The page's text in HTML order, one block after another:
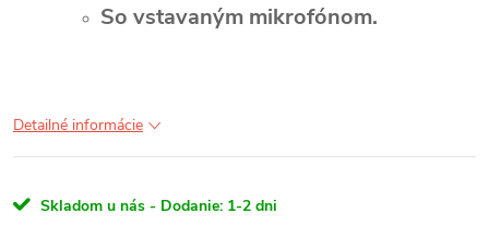
So vstavaným mikrofónom.
Detailné informácie
Skladom u nás - Dodanie: 1-2 dni